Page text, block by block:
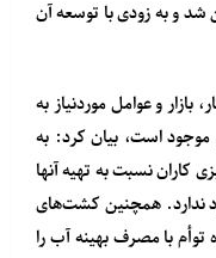
شد و به زودی با توسعه آن
بازار و عوامل موردنیاز به
است، بیان کرد: به
کاران نسبت به تهیه آنها
ندارد. همچنین کشت‌های
با مصرف بهینه آب را